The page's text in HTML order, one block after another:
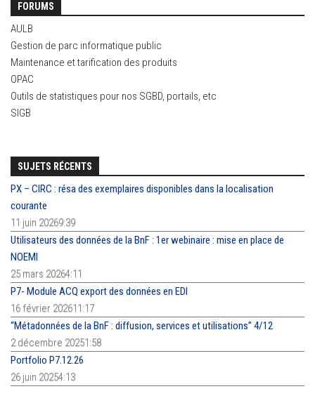
FORUMS
AULB
Gestion de parc informatique public
Maintenance et tarification des produits
OPAC
Outils de statistiques pour nos SGBD, portails, etc
SIGB
SUJETS RÉCENTS
PX – CIRC : résa des exemplaires disponibles dans la localisation
courante
11 juin 20269:39
Utilisateurs des données de la BnF : 1er webinaire : mise en place de
NOEMI
25 mars 20264:11
P7- Module ACQ export des données en EDI
16 février 202611:17
“Métadonnées de la BnF : diffusion, services et utilisations” 4/12
2 décembre 20251:58
Portfolio P7.12.26
26 juin 20254:13